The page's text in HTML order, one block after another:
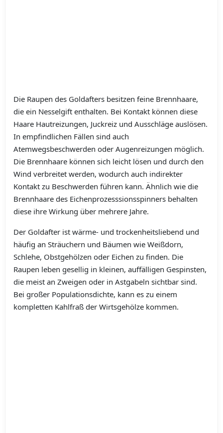
Die Raupen des Goldafters besitzen feine Brennhaare,
die ein Nesselgift enthalten. Bei Kontakt können diese
Haare Hautreizungen, Juckreiz und Ausschläge auslösen.
In empfindlichen Fällen sind auch
Atemwegsbeschwerden oder Augenreizungen möglich.
Die Brennhaare können sich leicht lösen und durch den
Wind verbreitet werden, wodurch auch indirekter
Kontakt zu Beschwerden führen kann. Ähnlich wie die
Brennhaare des Eichenprozesssionsspinners behalten
diese ihre Wirkung über mehrere Jahre.
Der Goldafter ist wärme- und trockenheitsliebend und
häufig an Sträuchern und Bäumen wie Weißdorn,
Schlehe, Obstgehölzen oder Eichen zu finden. Die
Raupen leben gesellig in kleinen, auffälligen Gespinsten,
die meist an Zweigen oder in Astgabeln sichtbar sind.
Bei großer Populationsdichte, kann es zu einem
kompletten Kahlfraß der Wirtsgehölze kommen.